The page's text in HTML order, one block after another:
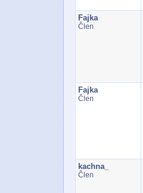
Fajka
Člen
Fajka
Člen
kachna_
Člen